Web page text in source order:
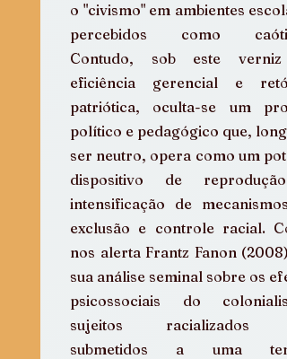
o "civismo" em ambientes
percebidos como
Contudo, sob este verniz
eficiência gerencial e
patriótica, oculta-se um
político e pedagógico que,
ser neutro, opera como um
dispositivo de
intensificação de
exclusão e controle racial.
nos alerta Frantz Fanon (2008)
sua análise seminal sobre os
psicossociais do
sujeitos racializados
submetidos a uma